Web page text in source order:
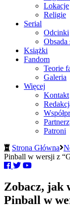
Lokacje
Religie
Serial
Odcinki
Obsada
Książki
Fandom
Teorie
Galeria
Więcej
Kontakt
Patroni
Strona Główna
Pinball w wersji z
Zobacz, jak
Pinball w